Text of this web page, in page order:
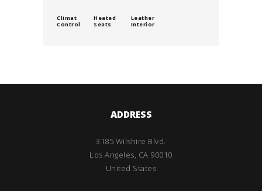
Climat
Control
Heated
Seats
Leather
Interior
ADDRESS
3185 Wilshire Blvd.
Los Angeles, CA 90010
United States